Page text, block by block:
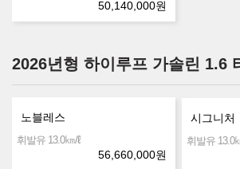
50,140,000원
2026년형 하이루프 가솔린 1.6
노블레스
휘발유 13.0㎞/ℓ
56,660,000원
시그니처
휘발유 13.0